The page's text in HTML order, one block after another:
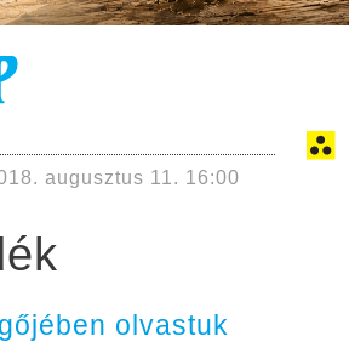
augusztus 11. 16:00
olvastuk